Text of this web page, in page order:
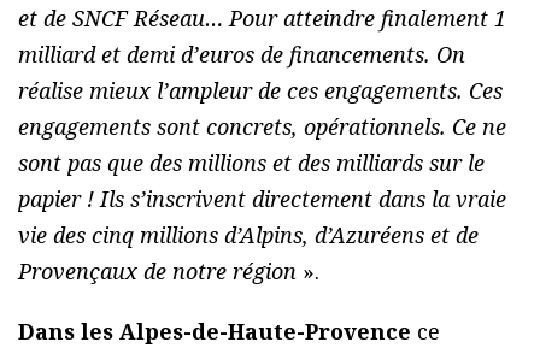
et de SNCF Réseau… Pour atteindre finalement 1
milliard et demi d’euros de financements. On
réalise mieux l’ampleur de ces engagements. Ces
engagements sont concrets, opérationnels. Ce ne
sont pas que des millions et des milliards sur le
papier ! Ils s’inscrivent directement dans la vraie
vie des cinq millions d’Alpins, d’Azuréens et de
Provençaux de notre région ».
Dans les Alpes-de-Haute-Provence ce